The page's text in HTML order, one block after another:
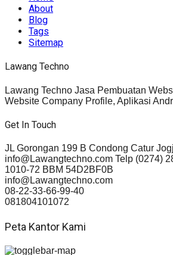
About
Blog
Tags
Sitemap
Lawang Techno
Lawang Techno Jasa Pembuatan
Website Company Profile, Aplikasi
Get In Touch
JL Gorongan 199 B Condong Catur
info@Lawangtechno.com Telp (0274)
1010-72 BBM 54D2BF0B
info@Lawangtechno.com
08-22-33-66-99-40
081804101072
Peta Kantor Kami